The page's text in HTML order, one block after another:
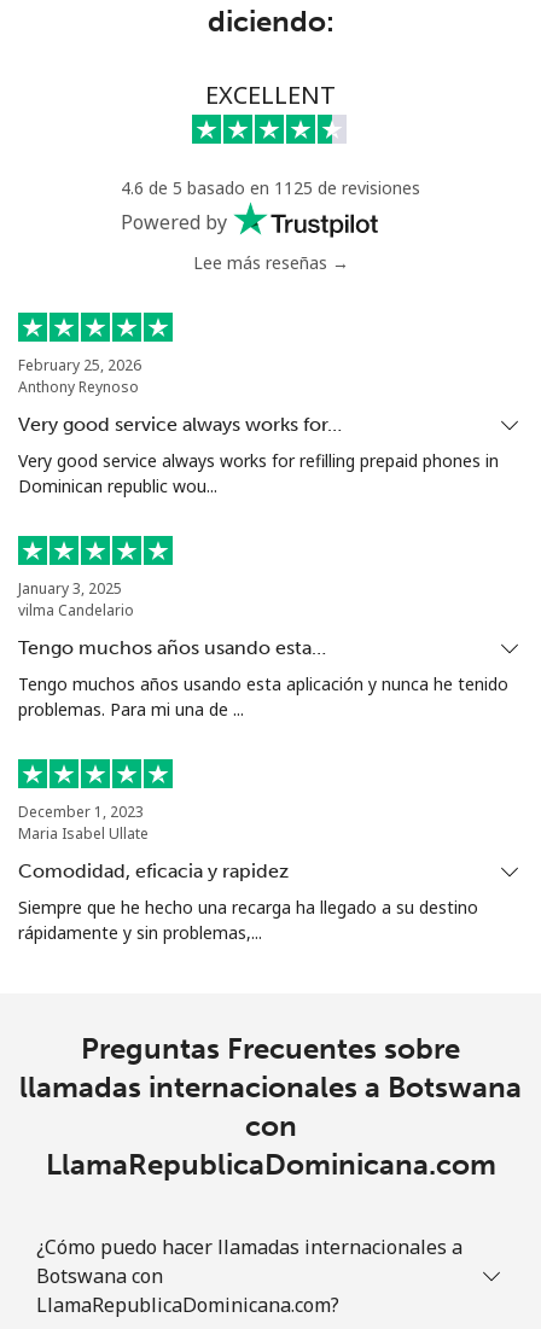
10 min por ⁦€5⁩
Bermuda
Celular ⁦3¢⁩
Bhutan
Línea fija ⁦8.9¢⁩ 56 min por ⁦€5⁩ -
Bolivia
Línea fija ⁦21.9¢⁩ 22 min por ⁦€5⁩
Celular ⁦25.9¢⁩
Bosnia And Herzegovina
Línea fija ⁦22.9¢⁩
⁦46.9¢⁩ 10 min por ⁦€5⁩
Celular ⁦31.5¢⁩ 15 min por ⁦€5⁩ ⁦7¢⁩
Celular ⁦1.9¢⁩ ⁦5¢⁩
diciendo:
EXCELLENT
4.6 de 5 basado en 1125 de revisiones
Powered by
Lee más reseñas →
February 25, 2026
Anthony Reynoso
Very good service always works for…
Very good service always works for refilling prepaid phones in
Dominican republic wou...
January 3, 2025
vilma Candelario
Tengo muchos años usando esta…
Tengo muchos años usando esta aplicación y nunca he tenido
problemas. Para mi una de ...
December 1, 2023
Maria Isabel Ullate
Comodidad, eficacia y rapidez
Siempre que he hecho una recarga ha llegado a su destino
rápidamente y sin problemas,...
Preguntas Frecuentes sobre
llamadas internacionales a Botswana
con
LlamaRepublicaDominicana.com
¿Cómo puedo hacer llamadas internacionales a
Botswana con
LlamaRepublicaDominicana.com?